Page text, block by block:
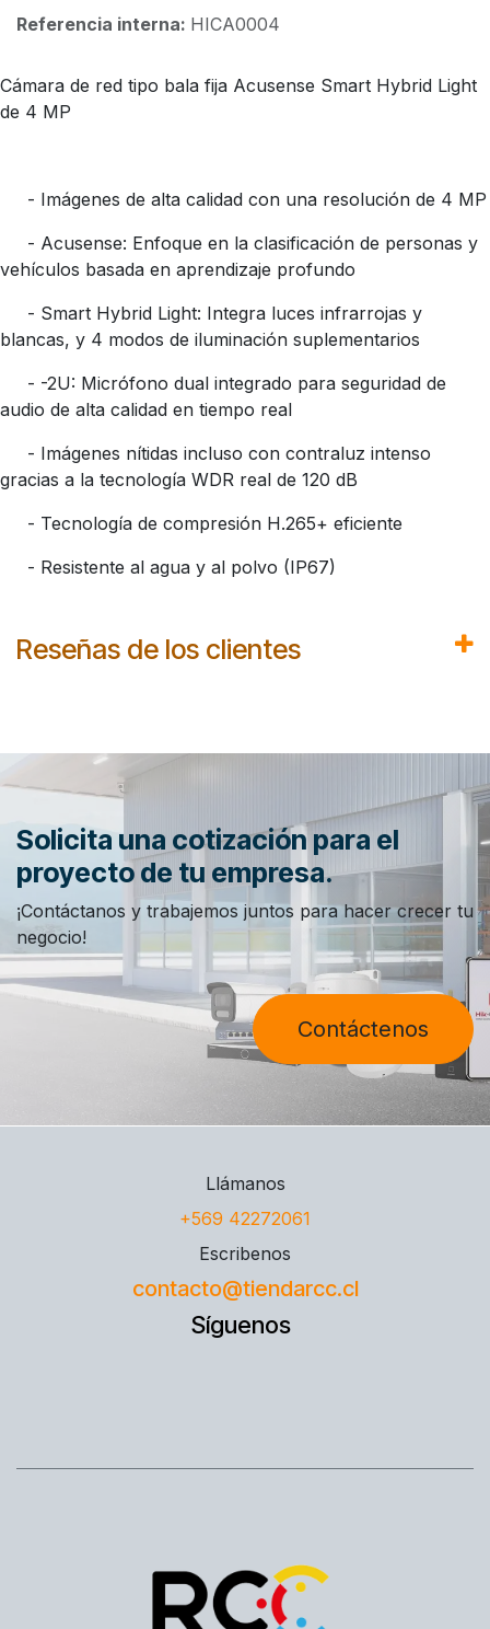
Referencia interna: HICA0004
Cámara de red tipo bala fija Acusense Smart Hybrid Light
de 4 MP
- Imágenes de alta calidad con una resolución de 4 MP
- Acusense: Enfoque en la clasificación de personas y
vehículos basada en aprendizaje profundo
- Smart Hybrid Light: Integra luces infrarrojas y
blancas, y 4 modos de iluminación suplementarios
- -2U: Micrófono dual integrado para seguridad de
audio de alta calidad en tiempo real
- Imágenes nítidas incluso con contraluz intenso
gracias a la tecnología WDR real de 120 dB
- Tecnología de compresión H.265+ eficiente
- Resistente al agua y al polvo (IP67)
Reseñas de los clientes
Solicita una cotización para el
proyecto de tu empresa.
¡Contáctanos y trabajemos juntos para hacer crecer tu
negocio!
Contáctenos
Llámanos
+569 42272061
Escribenos
contacto@tiendarcc.cl
Síguenos